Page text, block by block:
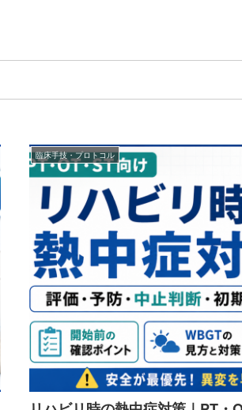
臨床手技・プロトコル